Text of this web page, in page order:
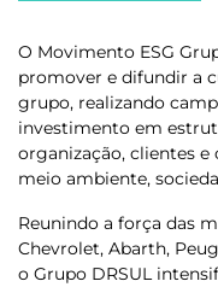
O Movimento ESG
promover e difundir a
grupo, realizando
investimento em
organização, clientes e
meio ambiente,
Reunindo a força das
Chevrolet, Abarth,
o Grupo DRSUL